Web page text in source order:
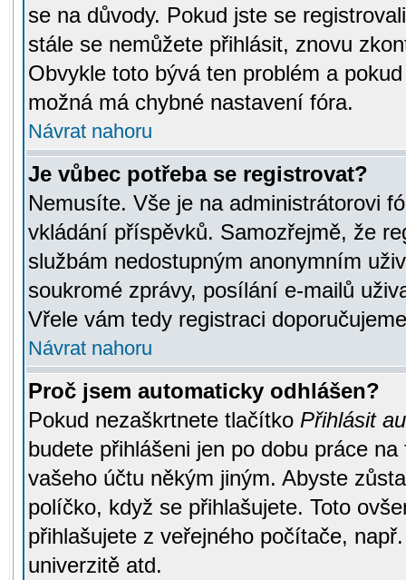
se na důvody. Pokud jste se
stále se nemůžete přihlásit, znovu
Obvykle toto bývá ten problém a
možná má chybné nastavení fóra.
Návrat nahoru
Je vůbec potřeba se registrovat?
Nemusíte. Vše je na administrátorovi
vkládání příspěvků. Samozřejmě, že
službám nedostupným anonymním
soukromé zprávy, posílání e-mailů
Vřele vám tedy registraci
Návrat nahoru
Proč jsem automaticky odhlášen?
Pokud nezaškrtnete tlačítko Přihlásit
budete přihlášeni jen po dobu práce
vašeho účtu někým jiným. Abyste
políčko, když se přihlašujete. Toto
přihlašujete z veřejného počítače,
univerzitě atd.